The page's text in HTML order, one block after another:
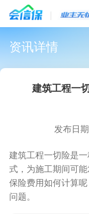
资讯详情
建筑工程一
发布日
建筑工程一切险是
式，为施工期间可
保险费用如何计算
问题。